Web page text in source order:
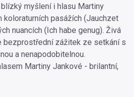
myšlení i hlasu Martiny
pasážích (Jauchzet
nuancích (Ich habe genug). Živá
bezprostřední zážitek ze setkání s
a nenapodobitelnou.
Martiny Jankové - brilantní,